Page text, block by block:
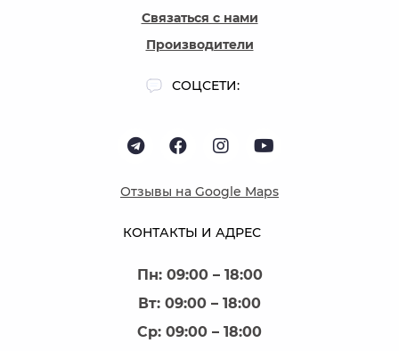
КОНТАКТЫ И АДРЕС
Пн: 09:00 – 18:00
Вт: 09:00 – 18:00
Ср: 09:00 – 18:00
Связаться с нами
Производители
СОЦСЕТИ:
Отзывы на Google Maps